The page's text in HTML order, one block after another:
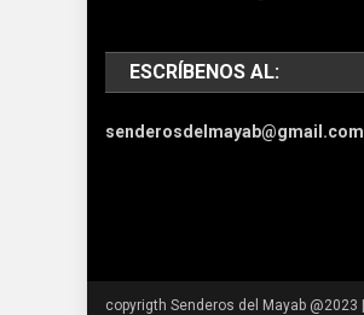
ESCRÍBENOS AL:
senderosdelmayab@gmail.com
copyrigth Senderos del Mayab @2023